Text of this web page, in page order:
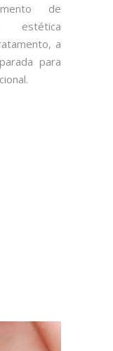
de
estética
a
para